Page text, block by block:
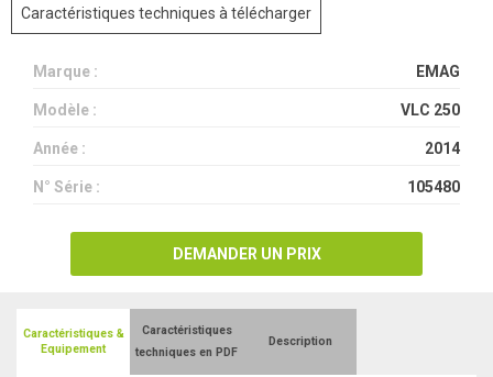
Caractéristiques techniques à télécharger
Marque : EMAG
Modèle : VLC 250
Année : 2014
N° Série : 105480
DEMANDER UN PRIX
Caractéristiques &
Equipement
Caractéristiques
techniques en PDF
Description